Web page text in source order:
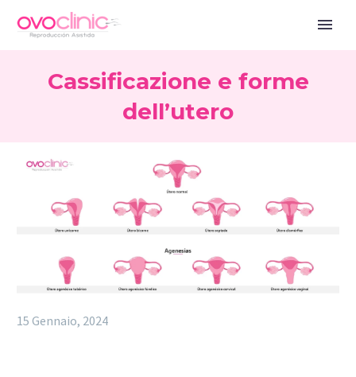
Cassificazione e forme
dell’utero
15 Gennaio, 2024